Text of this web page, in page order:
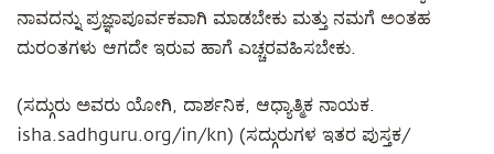
ನಾವದನ್ನು ಪ್ರಜ್ಞಾಪೂರ್ವಕವಾಗಿ ಮಾಡಬೇಕು ಮತ್ತು ನಮಗೆ ಅಂತಹ
ದುರಂತಗಳು ಆಗದೇ ಇರುವ ಹಾಗೆ ಎಚ್ಚರವಹಿಸಬೇಕು.
(ಸದ್ಗುರು ಅವರು ಯೋಗಿ, ದಾರ್ಶನಿಕ, ಆಧ್ಯಾತ್ಮಿಕ ನಾಯಕ.
isha.sadhguru.org/in/kn) (ಸದ್ಗುರುಗಳ ಇತರ ಪುಸ್ತಕ/